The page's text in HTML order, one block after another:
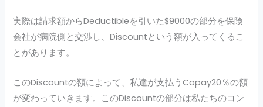
実際は請求額からDeductibleを引いた$9000の部分を保険
会社が病院側と交渉し、Discountという額が入ってくるこ
とがあります。
このDiscountの額によって、私達が支払うCopay20％の額
が変わっていきます。このDiscountの部分は私たちのコン